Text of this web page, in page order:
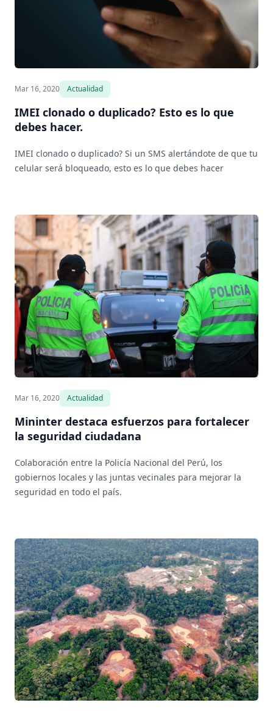
Mar 16, 2020 Actualidad
IMEI clonado o duplicado? Esto es lo que
debes hacer.
IMEI clonado o duplicado? Si un SMS alertándote de que tu
celular será bloqueado, esto es lo que debes hacer
Mar 16, 2020 Actualidad
Mininter destaca esfuerzos para fortalecer
la seguridad ciudadana
Colaboración entre la Policía Nacional del Perú, los
gobiernos locales y las juntas vecinales para mejorar la
seguridad en todo el país.